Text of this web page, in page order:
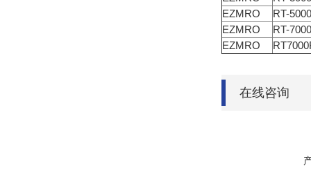
EZMRO
RT-5000
EZMRO
RT-7000
EZMRO
在线咨询